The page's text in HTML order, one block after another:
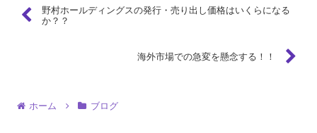
野村ホールディングスの発行・売り出し価格はいくらになる
か？？
海外市場での急変を懸念する！！
ホーム ブログ